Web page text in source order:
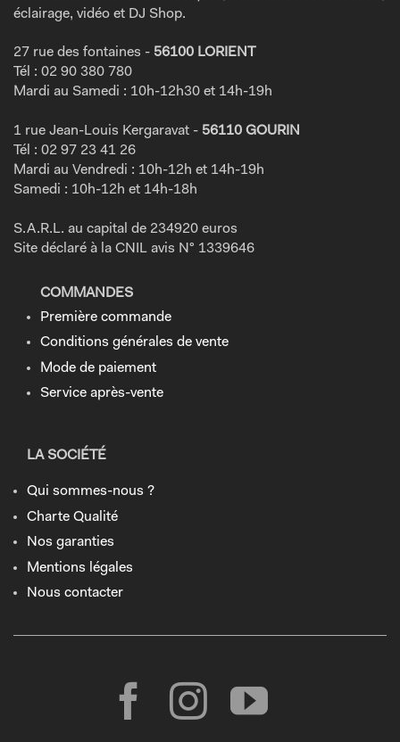
éclairage, vidéo et DJ Shop.
27 rue des fontaines - 56100 LORIENT
Tél : 02 90 380 780
Mardi au Samedi : 10h-12h30 et 14h-19h
1 rue Jean-Louis Kergaravat - 56110 GOURIN
Tél : 02 97 23 41 26
Mardi au Vendredi : 10h-12h et 14h-19h
Samedi : 10h-12h et 14h-18h
S.A.R.L. au capital de 234920 euros
Site déclaré à la CNIL avis N° 1339646
COMMANDES
Première commande
Conditions générales de vente
Mode de paiement
Service après-vente
LA SOCIÉTÉ
Qui sommes-nous ?
Charte Qualité
Nos garanties
Mentions légales
Nous contacter